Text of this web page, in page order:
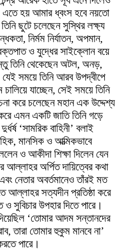
এতে হয় আমার ধ্বংস হবে নয়তো
ছুটে চলেছেন সুস্থির লক্ষ্য
নির্মম নির্যাতন, অপমান,
ও যুদ্ধের সাইক্লোন বয়ে
তিনি থেকেছেন অটল, অনড়,
সময়ে তিনি আরব উপদ্বীপে
চালিয়ে যাচ্ছেন, সেই সময়ে তিনি
করে চলেছেন মহান এক উদ্দেশ্য
এমন একটি জাতি তিনি গড়ে
‘সামরিক বাহিনী’ বলাই
মানসিক ও আত্মিকভাবে
ও আকীদা শিক্ষা দিলেন যেন
আল্লাহর অর্পিত দায়িত্বের কথা
নেতার অবর্তমানেও তাঁরই মত
আল্লাহর সত্যদীন প্রতিষ্ঠা করে
সুবিচার উপহার দিতে পারে।
‘তোমার আদম সন্তানদের
তারা তোমার হুকুম মানবে না’
পারে।